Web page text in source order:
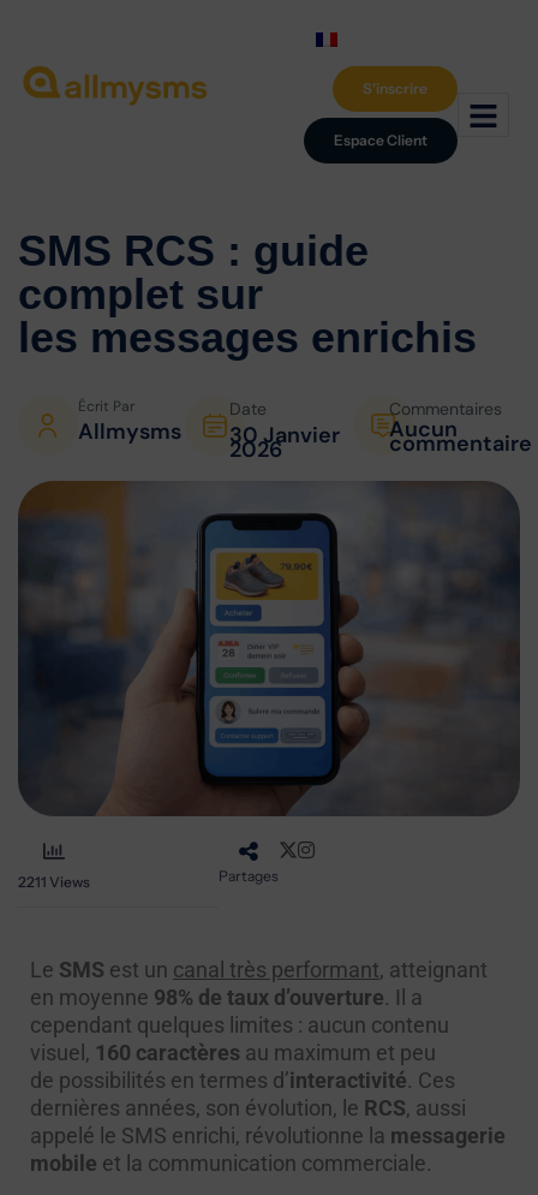
Espace Client
S'inscrire
SMS RCS : guide
complet sur
les messages enrichis
Écrit Par
Allmysms
Date
30 Janvier
2026
Commentaires
Aucun
commentaire
2211 Views Partages
Le SMS est un canal très performant, atteignant
en moyenne 98% de taux d’ouverture. Il a
cependant quelques limites : aucun contenu
visuel, 160 caractères au maximum et peu
de possibilités en termes d’interactivité. Ces
dernières années, son évolution, le RCS, aussi
appelé le SMS enrichi, révolutionne la messagerie
mobile et la communication commerciale.